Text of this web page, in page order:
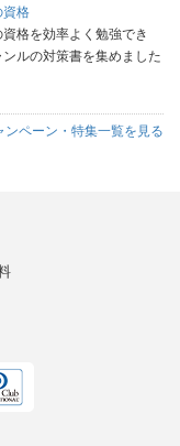
資格
格を効率よく勉強でき
ルの対策書を集めました
ンペーン・特集一覧を見る